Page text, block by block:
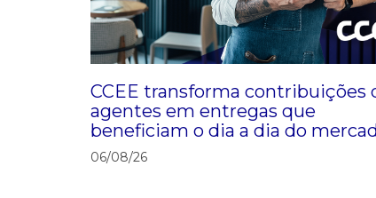
CCEE transforma contribuições
agentes em entregas que
beneficiam o dia a dia do
06/08/26